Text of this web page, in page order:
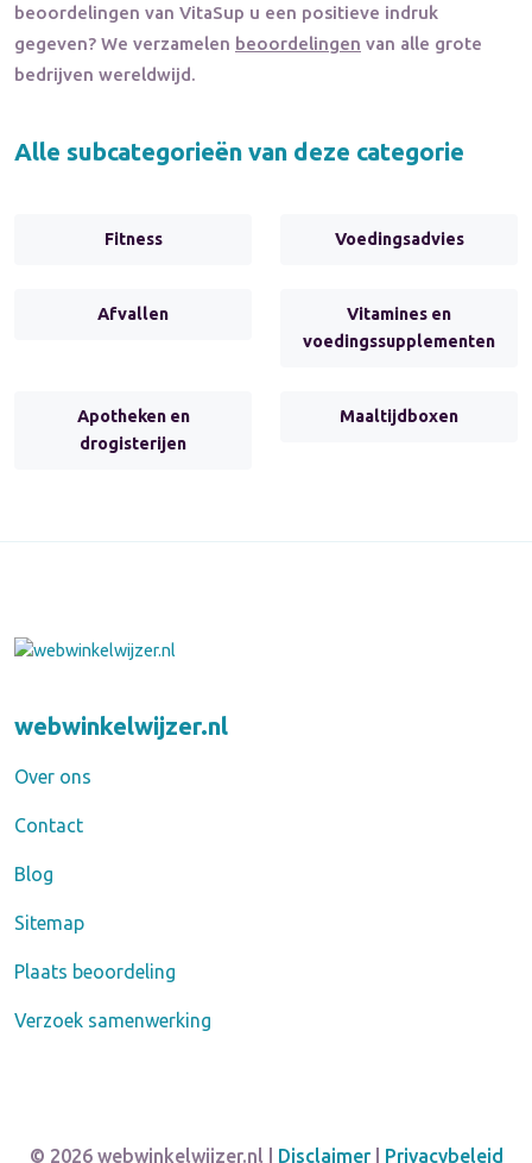
beoordelingen van VitaSup u een positieve indruk
gegeven? We verzamelen beoordelingen van alle grote
bedrijven wereldwijd.
Alle subcategorieën van deze categorie
Fitness Voedingsadvies
Afvallen
Vitamines en
voedingssupplementen
Apotheken en
drogisterijen
Maaltijdboxen
webwinkelwijzer.nl
Over ons
Contact
Blog
Sitemap
Plaats beoordeling
Verzoek samenwerking
© 2026 webwinkelwijzer.nl | Disclaimer| Privacybeleid